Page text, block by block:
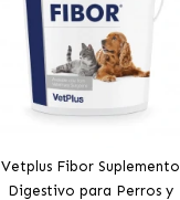
Vetplus Fibor Suplemento
Digestivo para Perros y